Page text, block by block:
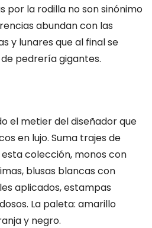
por la rodilla no son sinónimo
abundan con las
y lunares que al final se
pedrería gigantes.
el metier del diseñador que
en lujo. Suma trajes de
colección, monos con
blusas blancas con
aplicados, estampas
La paleta: amarillo
y negro.